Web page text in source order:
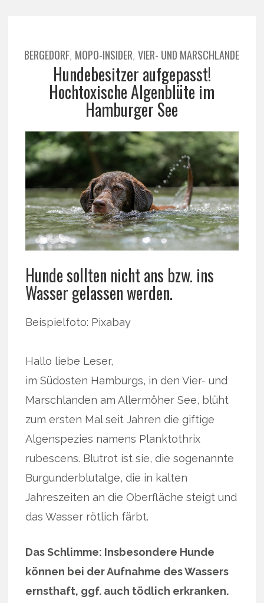
BERGEDORF, MOPO-INSIDER,VIER- UND MARSCHLANDE
Hundebesitzer aufgepasst!
Hochtoxische Algenblüte im
Hamburger See
Hunde sollten nicht ans bzw. ins
Wasser gelassen werden.
Beispielfoto: Pixabay
Hallo liebe Leser,
im Südosten Hamburgs, in den Vier- und
Marschlanden am Allermöher See, blüht
zum ersten Mal seit Jahren die giftige
Algenspezies namens Planktothrix
rubescens. Blutrot ist sie, die sogenannte
Burgunderblutalge, die in kalten
Jahreszeiten an die Oberfläche steigt und
das Wasser rötlich färbt.
Das Schlimme: Insbesondere Hunde
können bei der Aufnahme des Wassers
ernsthaft, ggf. auch tödlich erkranken.